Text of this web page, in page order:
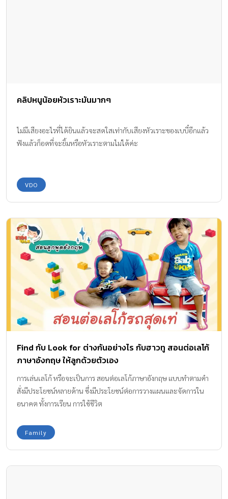
คลิปหนูน้อยหัวเราะมันมากๆ
ไม่มีเสียงอะไรที่ได้ยินแล้วจะสดใสเท่ากับเสียงหัวเราะของเบบี๋อีกแล้ว
ฟังแล้วก็อดที่จะยิ้มหรือหัวเราะตามไม่ได้ค่ะ
VDO
Find กับ Look for ต่างกันอย่างไร กับฮาวทู สอนต่อเลโก้
ภาษาอังกฤษ ให้ลูกด้วยตัวเอง
การเล่นเลโก้ หรือจะเป็นการ สอนต่อเลโก้ภาษาอังกฤษ แบบทำตามคำ
สั่งมีประโยชน์หลายด้าน ซึ่งมีประโยชน์ต่อการวางแผนและจัดการใน
อนาคต ทั้งการเรียน การใช้ชีวิต
Family